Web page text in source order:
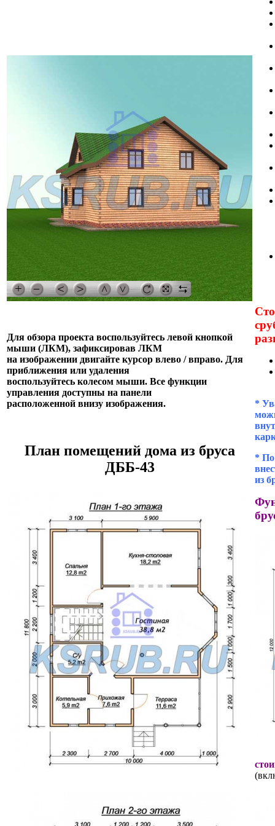
Для обзора проекта воспользуйтесь левой кнопкой
мыши (ЛКМ), зафиксировав ЛКМ
на изображении двигайте курсор влево / вправо. Для
приближения или удаления
воспользуйтесь колесом мыши. Все функции
управления доступны на панели
расположенной внизу изображения.
План помещений дома из бруса
ДББ-43
*
*
из